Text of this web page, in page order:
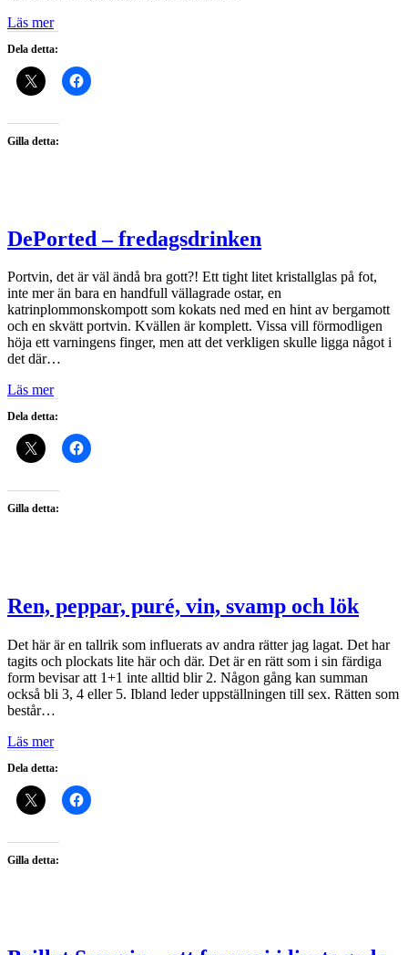
Läs mer
Dela detta:
Gilla detta:
DePorted – fredagsdrinken
Portvin, det är väl ändå bra gott?! Ett tight litet kristallglas på fot,
inte mer än bara en handfull vällagrade ostar, en
katrinplommonskompott som kokats ned med en hint av bergamott
och en skvätt portvin. Kvällen är komplett. Vissa vill förmodligen
höja ett varningens finger, men att det verkligen skulle ligga något i
det där…
Läs mer
Dela detta:
Gilla detta:
Ren, peppar, puré, vin, svamp och lök
Det här är en tallrik som influerats av andra rätter jag lagat. Det har
tagits och plockats lite här och där. Det är en rätt som i sin färdiga
form bevisar att 1+1 inte alltid blir 2. Någon gång kan summan
också bli 3, 4 eller 5. Ibland leder uppställningen till sex. Rätten som
består…
Läs mer
Dela detta:
Gilla detta: